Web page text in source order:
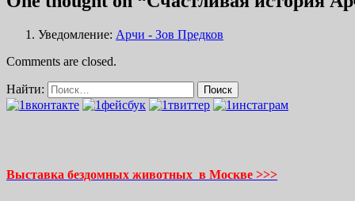
Уведомление: Арчи - Зов Предков
Comments are closed.
Найти:
Выставка бездомных животных в Москве >>>